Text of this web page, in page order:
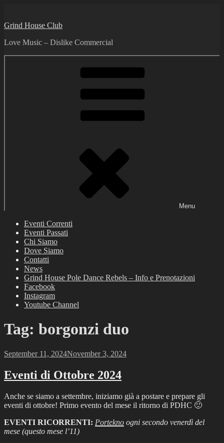
content
Grind House Club
Love Music – Dislike Commercial
Menu
Eventi Correnti
Eventi Passati
Chi Siamo
Dove Siamo
Contatti
News
Grind House Pole Dance Rebels – Info e Prenotazioni
Facebook
Instagram
Youtube Channel
Tag: borgonzi duo
Posted
September 11, 2024November 3, 2024
Eventi di Ottobre 2024
Anche se siamo a settembre, iniziamo già a postare e prepare gli
eventi di ottobre! Primo evento del mese il ritorno di PDHC 🙂
EVENTI RICORRENTI: Portekno ogni secondo venerdì del
mese (questo mese l’11)